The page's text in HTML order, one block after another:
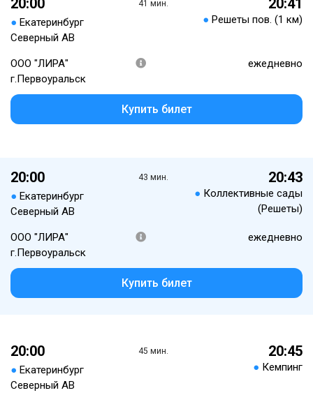
20:00
● Екатеринбург
Северный АВ
41 мин. 20:41
● Решеты пов. (1 км)
ООО "ЛИРА"
г.Первоуральск
ежедневно
Купить билет
20:00
● Екатеринбург
Северный АВ
43 мин. 20:43
● Коллективные сады
(Решеты)
ООО "ЛИРА"
г.Первоуральск
ежедневно
Купить билет
20:00
● Екатеринбург
Северный АВ
45 мин. 20:45
● Кемпинг